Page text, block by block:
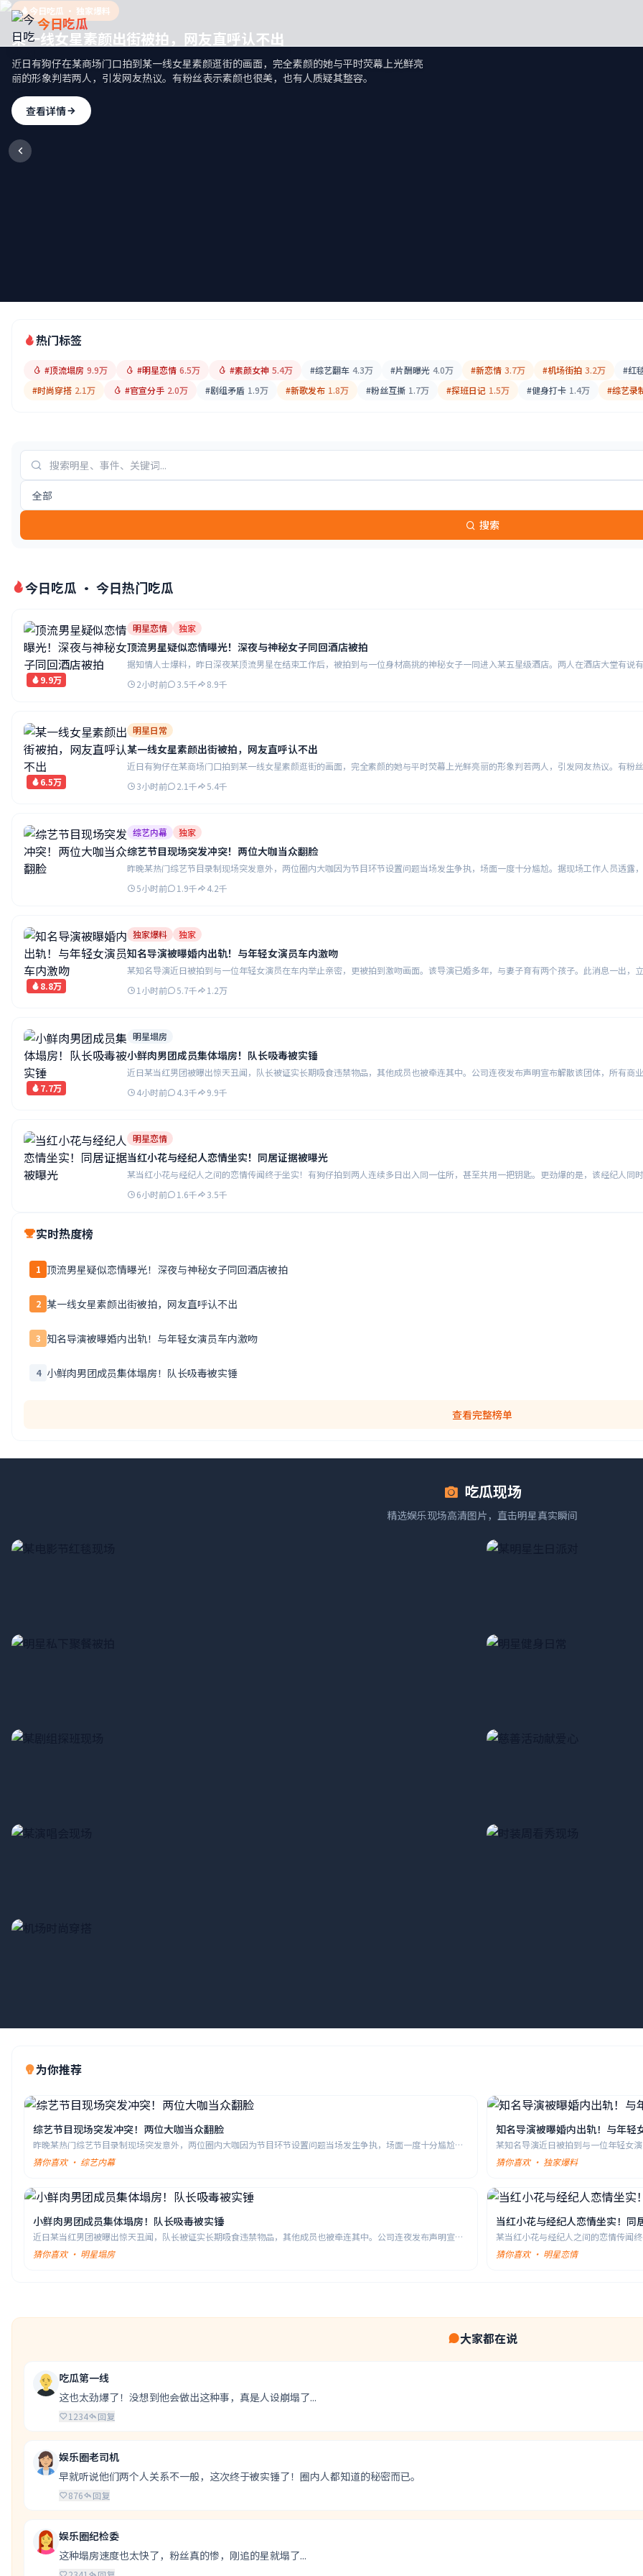
今日吃瓜
今日吃瓜 · 独家爆料
某一线女星素颜出街被拍，网友直呼认不出
近日有狗仔在某商场门口拍到某一线女星素颜逛街的画面，完全素颜的她与平时荧幕上光鲜亮
丽的形象判若两人，引发网友热议。有粉丝表示素颜也很美，也有人质疑其整容。
查看详情
热门标签
#顶流塌房 9.9万 #明星恋情 6.5万 #素颜女神 5.4万 #综艺翻车 4.3万 #片酬曝光 4.0万 #新恋情 3.7万 #机场街拍 3.2万 #红
#时尚穿搭 2.1万 #官宣分手 2.0万 #剧组矛盾 1.9万 #新歌发布 1.8万 #粉丝互撕 1.7万 #探班日记 1.5万 #健身打卡 1.4万 #综艺录
全部
搜索
今日吃瓜 · 今日热门吃瓜
9.9万
明星恋情 独家
顶流男星疑似恋情曝光！深夜与神秘女子同回酒店被拍
据知情人士爆料，昨日深夜某顶流男星在结束工作后，被拍到与一位身材高挑的神秘女子一同进入某五星级酒店。两人在酒店大堂有说
2小时前
3.5千 8.9千
6.5万
明星日常
某一线女星素颜出街被拍，网友直呼认不出
近日有狗仔在某商场门口拍到某一线女星素颜逛街的画面，完全素颜的她与平时荧幕上光鲜亮丽的形象判若两人，引发网友热议。有粉
3小时前
2.1千 5.4千
综艺内幕 独家
综艺节目现场突发冲突！两位大咖当众翻脸
昨晚某热门综艺节目录制现场突发意外，两位圈内大咖因为节目环节设置问题当场发生争执，场面一度十分尴尬。据现场工作人员透露
5小时前
1.9千 4.2千
8.8万
独家爆料 独家
知名导演被曝婚内出轨！与年轻女演员车内激吻
某知名导演近日被拍到与一位年轻女演员在车内举止亲密，更被拍到激吻画面。该导演已婚多年，与妻子育有两个孩子。此消息一出，
1小时前
5.7千 1.2万
7.7万
明星塌房
小鲜肉男团成员集体塌房！队长吸毒被实锤
近日某当红男团被曝出惊天丑闻，队长被证实长期吸食违禁物品，其他成员也被牵连其中。公司连夜发布声明宣布解散该团体，所有商
4小时前
4.3千 9.9千
明星恋情
当红小花与经纪人恋情坐实！同居证据被曝光
某当红小花与经纪人之间的恋情传闻终于坐实！有狗仔拍到两人连续多日出入同一住所，甚至共用一把钥匙。更劲爆的是，该经纪人同
6小时前
1.6千 3.5千
实时热度榜
1 顶流男星疑似恋情曝光！深夜与神秘女子同回酒店被拍
2 某一线女星素颜出街被拍，网友直呼认不出
3 知名导演被曝婚内出轨！与年轻女演员车内激吻
4 小鲜肉男团成员集体塌房！队长吸毒被实锤
查看完整榜单
吃瓜现场
精选娱乐现场高清图片，直击明星真实瞬间
为你推荐
综艺节目现场突发冲突！两位大咖当众翻脸
昨晚某热门综艺节目录制现场突发意外，两位圈内大咖因为节目环节设置问题当场发生争执，场面一度十分尴尬。
据现场工作人员透露，其中一位直接摔门而去，节目组紧急叫停录制。
猜你喜欢 · 综艺内幕
知名导演被曝婚内出轨！与年轻
某知名导演近日被拍到与一位年轻女
孩子。此消息一出，立刻引发网友集
猜你喜欢 · 独家爆料
小鲜肉男团成员集体塌房！队长吸毒被实锤
近日某当红男团被曝出惊天丑闻，队长被证实长期吸食违禁物品，其他成员也被牵连其中。公司连夜发布声明宣布
解散该团体，所有商业代言纷纷解约，粉丝集体脱粉回踩。
猜你喜欢 · 明星塌房
当红小花与经纪人恋情坐实！同
某当红小花与经纪人之间的恋情传闻
爆的是，该经纪人同时还是小花所在
猜你喜欢 · 明星恋情
大家都在说
吃瓜第一线
这也太劲爆了！没想到他会做出这种事，真是人设崩塌了...
1234 回复
娱乐圈老司机
早就听说他们两个人关系不一般，这次终于被实锤了！圈内人都知道的秘密而已。
876 回复
娱乐圈纪检委
这种塌房速度也太快了，粉丝真的惨，刚追的星就塌了...